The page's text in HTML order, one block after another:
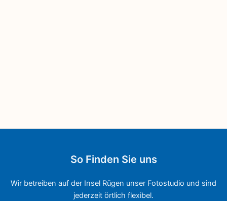
So Finden Sie uns
Wir betreiben auf der Insel Rügen unser Fotostudio und sind
jederzeit örtlich flexibel.